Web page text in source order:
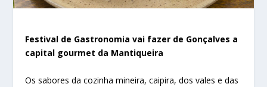
Festival de Gastronomia vai fazer de Gonçalves a
capital gourmet da Mantiqueira
Os sabores da cozinha mineira, caipira, dos vales e das